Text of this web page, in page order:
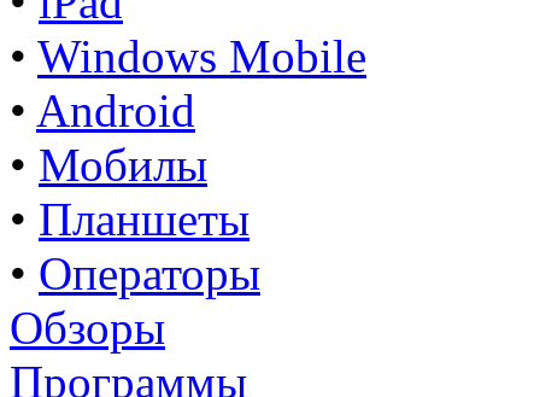
• Windows Mobile
• Android
• Мобилы
• Планшеты
• Операторы
Обзоры
Программы